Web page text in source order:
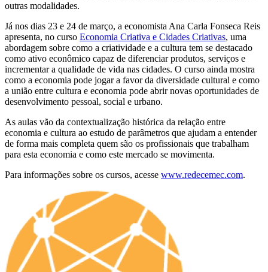
outras modalidades.
Já nos dias 23 e 24 de março, a economista Ana Carla Fonseca Reis
apresenta, no curso Economia Criativa e Cidades Criativas, uma
abordagem sobre como a criatividade e a cultura tem se destacado
como ativo econômico capaz de diferenciar produtos, serviços e
incrementar a qualidade de vida nas cidades. O curso ainda mostra
como a economia pode jogar a favor da diversidade cultural e como
a união entre cultura e economia pode abrir novas oportunidades de
desenvolvimento pessoal, social e urbano.
As aulas vão da contextualização histórica da relação entre
economia e cultura ao estudo de parâmetros que ajudam a entender
de forma mais completa quem são os profissionais que trabalham
para esta economia e como este mercado se movimenta.
Para informações sobre os cursos, acesse www.redecemec.com.